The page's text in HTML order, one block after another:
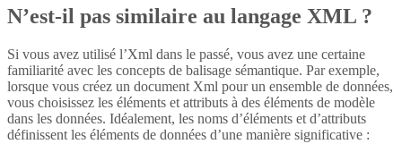
N’est-il pas similaire au langage XML ?
Si vous avez utilisé l’Xml dans le passé, vous avez une certaine
familiarité avec les concepts de balisage sémantique. Par exemple,
lorsque vous créez un document Xml pour un ensemble de données,
vous choisissez les éléments et attributs à des éléments de modèle
dans les données. Idéalement, les noms d’éléments et d’attributs
définissent les éléments de données d’une manière significative :